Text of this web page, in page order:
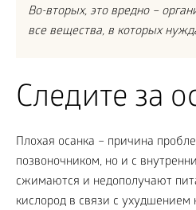
Во-вторых, это вредно –
все вещества, в которых
Следите за
Плохая осанка – причина
позвоночником, но и с
сжимаются и недополучают
кислород в связи с ухудшением